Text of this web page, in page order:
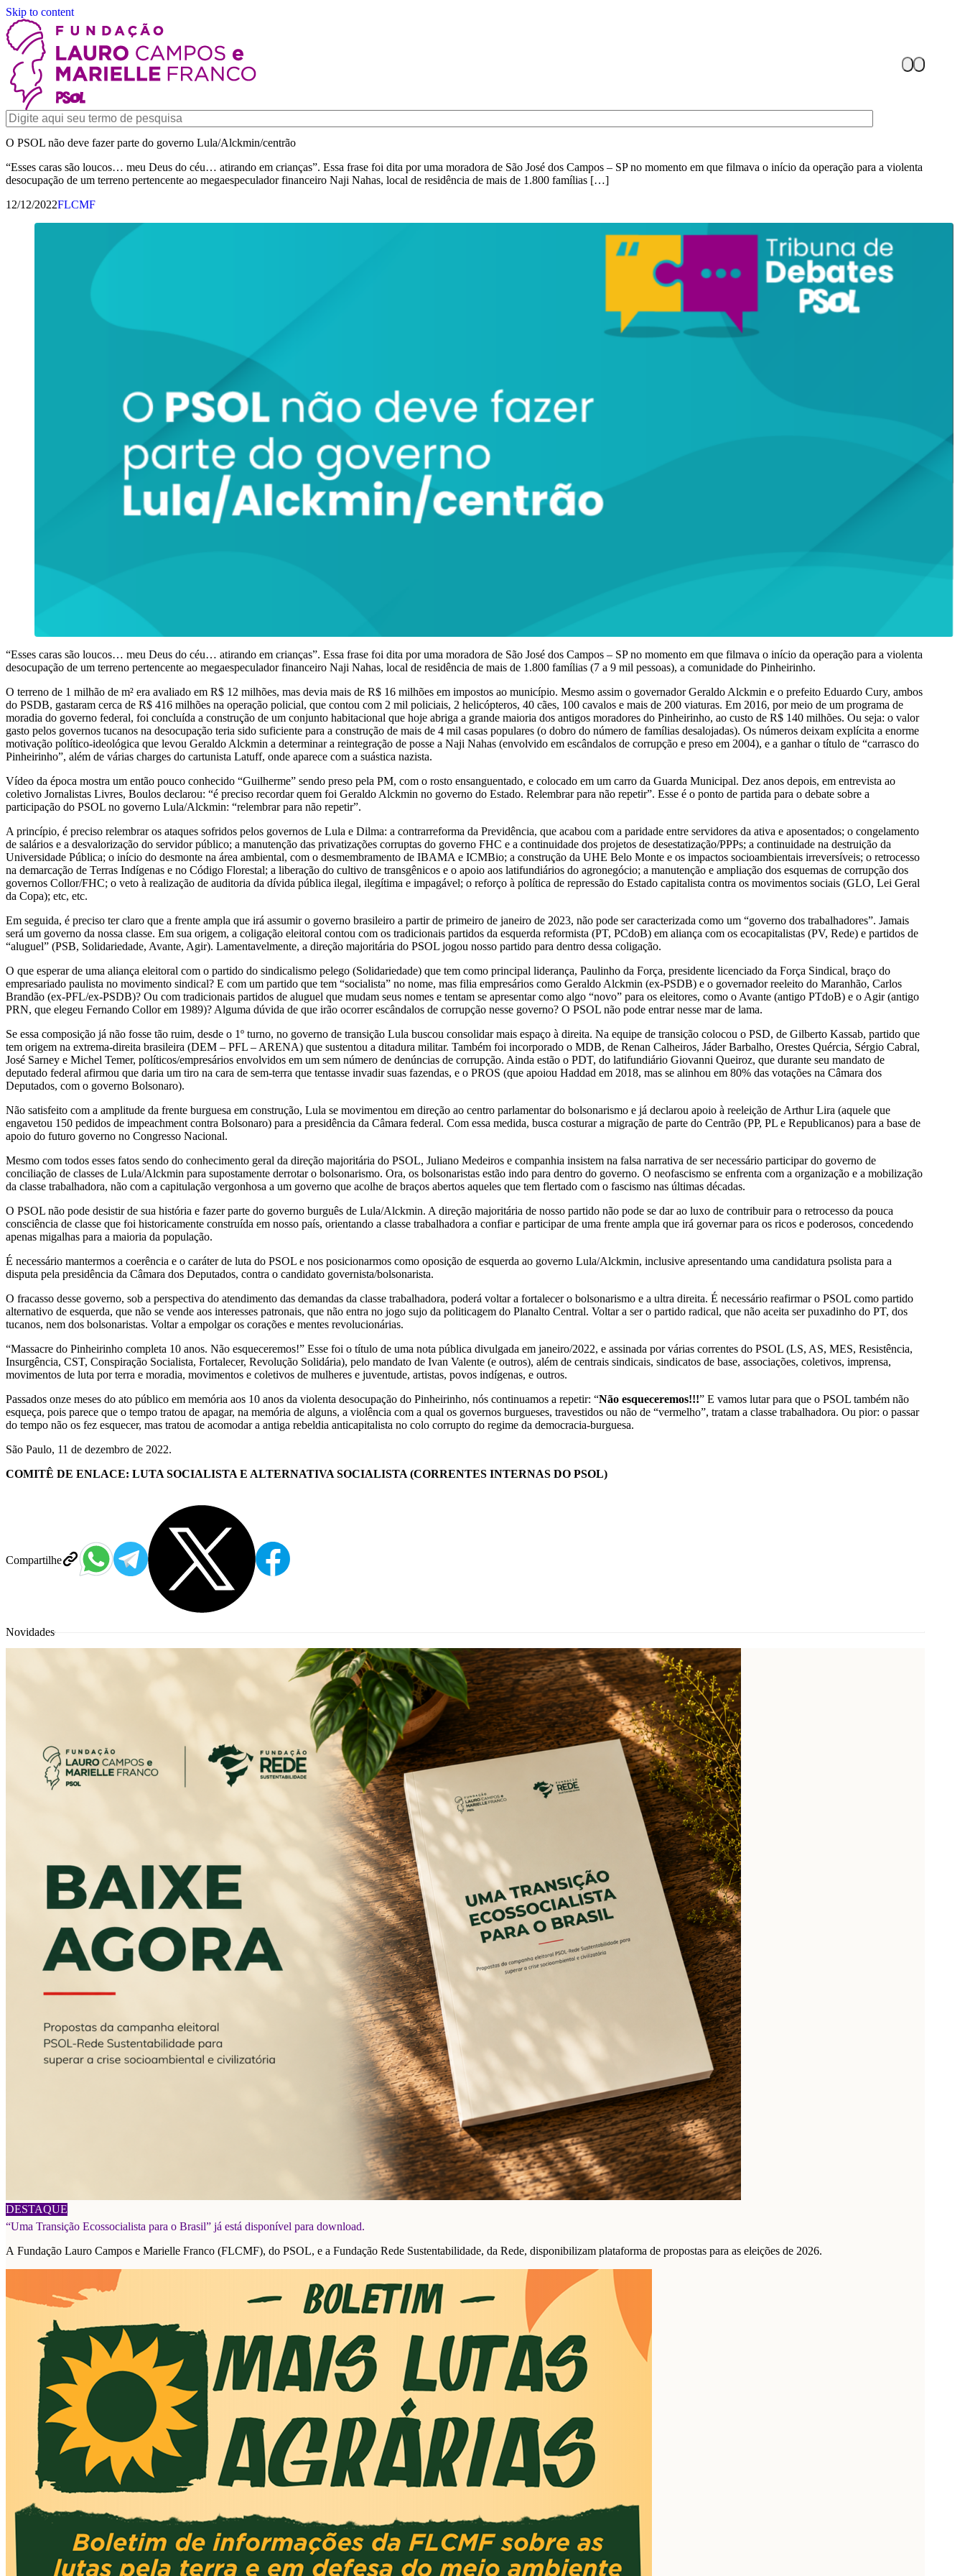
Skip to content
O PSOL não deve fazer parte do governo Lula/Alckmin/centrão
“Esses caras são loucos… meu Deus do céu… atirando em crianças”. Essa frase foi dita por uma moradora de São José dos Campos – SP no momento em que filmava o início da operação para a violenta
desocupação de um terreno pertencente ao megaespeculador financeiro Naji Nahas, local de residência de mais de 1.800 famílias […]
12/12/2022FLCMF
Compartilhe
“Esses caras são loucos… meu Deus do céu… atirando em crianças”. Essa frase foi dita por uma moradora de São José dos Campos – SP no momento em que filmava o início da operação para a violenta
desocupação de um terreno pertencente ao megaespeculador financeiro Naji Nahas, local de residência de mais de 1.800 famílias (7 a 9 mil pessoas), a comunidade do Pinheirinho.
O terreno de 1 milhão de m² era avaliado em R$ 12 milhões, mas devia mais de R$ 16 milhões em impostos ao município. Mesmo assim o governador Geraldo Alckmin e o prefeito Eduardo Cury, ambos
do PSDB, gastaram cerca de R$ 416 milhões na operação policial, que contou com 2 mil policiais, 2 helicópteros, 40 cães, 100 cavalos e mais de 200 viaturas. Em 2016, por meio de um programa de
moradia do governo federal, foi concluída a construção de um conjunto habitacional que hoje abriga a grande maioria dos antigos moradores do Pinheirinho, ao custo de R$ 140 milhões. Ou seja: o valor
gasto pelos governos tucanos na desocupação teria sido suficiente para a construção de mais de 4 mil casas populares (o dobro do número de famílias desalojadas). Os números deixam explícita a enorme
motivação político-ideológica que levou Geraldo Alckmin a determinar a reintegração de posse a Naji Nahas (envolvido em escândalos de corrupção e preso em 2004), e a ganhar o título de “carrasco do
Pinheirinho”, além de várias charges do cartunista Latuff, onde aparece com a suástica nazista.
Vídeo da época mostra um então pouco conhecido “Guilherme” sendo preso pela PM, com o rosto ensanguentado, e colocado em um carro da Guarda Municipal. Dez anos depois, em entrevista ao
coletivo Jornalistas Livres, Boulos declarou: “é preciso recordar quem foi Geraldo Alckmin no governo do Estado. Relembrar para não repetir”. Esse é o ponto de partida para o debate sobre a
participação do PSOL no governo Lula/Alckmin: “relembrar para não repetir”.
A princípio, é preciso relembrar os ataques sofridos pelos governos de Lula e Dilma: a contrarreforma da Previdência, que acabou com a paridade entre servidores da ativa e aposentados; o congelamento
de salários e a desvalorização do servidor público; a manutenção das privatizações corruptas do governo FHC e a continuidade dos projetos de desestatização/PPPs; a continuidade na destruição da
Universidade Pública; o início do desmonte na área ambiental, com o desmembramento de IBAMA e ICMBio; a construção da UHE Belo Monte e os impactos socioambientais irreversíveis; o retrocesso
na demarcação de Terras Indígenas e no Código Florestal; a liberação do cultivo de transgênicos e o apoio aos latifundiários do agronegócio; a manutenção e ampliação dos esquemas de corrupção dos
governos Collor/FHC; o veto à realização de auditoria da dívida pública ilegal, ilegítima e impagável; o reforço à política de repressão do Estado capitalista contra os movimentos sociais (GLO, Lei Geral
da Copa); etc, etc.
Em seguida, é preciso ter claro que a frente ampla que irá assumir o governo brasileiro a partir de primeiro de janeiro de 2023, não pode ser caracterizada como um “governo dos trabalhadores”. Jamais
será um governo da nossa classe. Em sua origem, a coligação eleitoral contou com os tradicionais partidos da esquerda reformista (PT, PCdoB) em aliança com os ecocapitalistas (PV, Rede) e partidos de
“aluguel” (PSB, Solidariedade, Avante, Agir). Lamentavelmente, a direção majoritária do PSOL jogou nosso partido para dentro dessa coligação.
O que esperar de uma aliança eleitoral com o partido do sindicalismo pelego (Solidariedade) que tem como principal liderança, Paulinho da Força, presidente licenciado da Força Sindical, braço do
empresariado paulista no movimento sindical? E com um partido que tem “socialista” no nome, mas filia empresários como Geraldo Alckmin (ex-PSDB) e o governador reeleito do Maranhão, Carlos
Brandão (ex-PFL/ex-PSDB)? Ou com tradicionais partidos de aluguel que mudam seus nomes e tentam se apresentar como algo “novo” para os eleitores, como o Avante (antigo PTdoB) e o Agir (antigo
PRN, que elegeu Fernando Collor em 1989)? Alguma dúvida de que irão ocorrer escândalos de corrupção nesse governo? O PSOL não pode entrar nesse mar de lama.
Se essa composição já não fosse tão ruim, desde o 1º turno, no governo de transição Lula buscou consolidar mais espaço à direita. Na equipe de transição colocou o PSD, de Gilberto Kassab, partido que
tem origem na extrema-direita brasileira (DEM – PFL – ARENA) que sustentou a ditadura militar. Também foi incorporado o MDB, de Renan Calheiros, Jáder Barbalho, Orestes Quércia, Sérgio Cabral,
José Sarney e Michel Temer, políticos/empresários envolvidos em um sem número de denúncias de corrupção. Ainda estão o PDT, do latifundiário Giovanni Queiroz, que durante seu mandato de
deputado federal afirmou que daria um tiro na cara de sem-terra que tentasse invadir suas fazendas, e o PROS (que apoiou Haddad em 2018, mas se alinhou em 80% das votações na Câmara dos
Deputados, com o governo Bolsonaro).
Não satisfeito com a amplitude da frente burguesa em construção, Lula se movimentou em direção ao centro parlamentar do bolsonarismo e já declarou apoio à reeleição de Arthur Lira (aquele que
engavetou 150 pedidos de impeachment contra Bolsonaro) para a presidência da Câmara federal. Com essa medida, busca costurar a migração de parte do Centrão (PP, PL e Republicanos) para a base de
apoio do futuro governo no Congresso Nacional.
Mesmo com todos esses fatos sendo do conhecimento geral da direção majoritária do PSOL, Juliano Medeiros e companhia insistem na falsa narrativa de ser necessário participar do governo de
conciliação de classes de Lula/Alckmin para supostamente derrotar o bolsonarismo. Ora, os bolsonaristas estão indo para dentro do governo. O neofascismo se enfrenta com a organização e a mobilização
da classe trabalhadora, não com a capitulação vergonhosa a um governo que acolhe de braços abertos aqueles que tem flertado com o fascismo nas últimas décadas.
O PSOL não pode desistir de sua história e fazer parte do governo burguês de Lula/Alckmin. A direção majoritária de nosso partido não pode se dar ao luxo de contribuir para o retrocesso da pouca
consciência de classe que foi historicamente construída em nosso país, orientando a classe trabalhadora a confiar e participar de uma frente ampla que irá governar para os ricos e poderosos, concedendo
apenas migalhas para a maioria da população.
É necessário mantermos a coerência e o caráter de luta do PSOL e nos posicionarmos como oposição de esquerda ao governo Lula/Alckmin, inclusive apresentando uma candidatura psolista para a
disputa pela presidência da Câmara dos Deputados, contra o candidato governista/bolsonarista.
O fracasso desse governo, sob a perspectiva do atendimento das demandas da classe trabalhadora, poderá voltar a fortalecer o bolsonarismo e a ultra direita. É necessário reafirmar o PSOL como partido
alternativo de esquerda, que não se vende aos interesses patronais, que não entra no jogo sujo da politicagem do Planalto Central. Voltar a ser o partido radical, que não aceita ser puxadinho do PT, dos
tucanos, nem dos bolsonaristas. Voltar a empolgar os corações e mentes revolucionárias.
“Massacre do Pinheirinho completa 10 anos. Não esqueceremos!” Esse foi o título de uma nota pública divulgada em janeiro/2022, e assinada por várias correntes do PSOL (LS, AS, MES, Resistência,
Insurgência, CST, Conspiração Socialista, Fortalecer, Revolução Solidária), pelo mandato de Ivan Valente (e outros), além de centrais sindicais, sindicatos de base, associações, coletivos, imprensa,
movimentos de luta por terra e moradia, movimentos e coletivos de mulheres e juventude, artistas, povos indígenas, e outros.
Passados onze meses do ato público em memória aos 10 anos da violenta desocupação do Pinheirinho, nós continuamos a repetir: “Não esqueceremos!!!” E vamos lutar para que o PSOL também não
esqueça, pois parece que o tempo tratou de apagar, na memória de alguns, a violência com a qual os governos burgueses, travestidos ou não de “vermelho”, tratam a classe trabalhadora. Ou pior: o passar
do tempo não os fez esquecer, mas tratou de acomodar a antiga rebeldia anticapitalista no colo corrupto do regime da democracia-burguesa.
São Paulo, 11 de dezembro de 2022.
COMITÊ DE ENLACE: LUTA SOCIALISTA E ALTERNATIVA SOCIALISTA (CORRENTES INTERNAS DO PSOL)
Novidades
DESTAQUE
06/08/2026
“Uma Transição Ecossocialista para o Brasil” já está disponível para download.
A Fundação Lauro Campos e Marielle Franco (FLCMF), do PSOL, e a Fundação Rede Sustentabilidade, da Rede, disponibilizam plataforma de propostas para as eleições de 2026.